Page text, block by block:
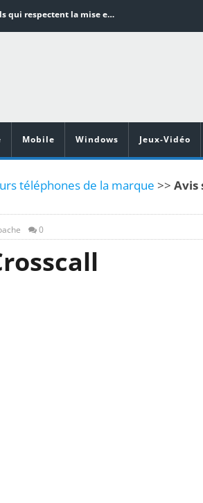
Word en PDF : les outils qui respectent la mise en page
Vidéoprojecteurs Asus : Top 6 des meilleurs modèles de la marque
Mobile Windows Jeux-Vidéo
téléphones de la marque >> Avis
0